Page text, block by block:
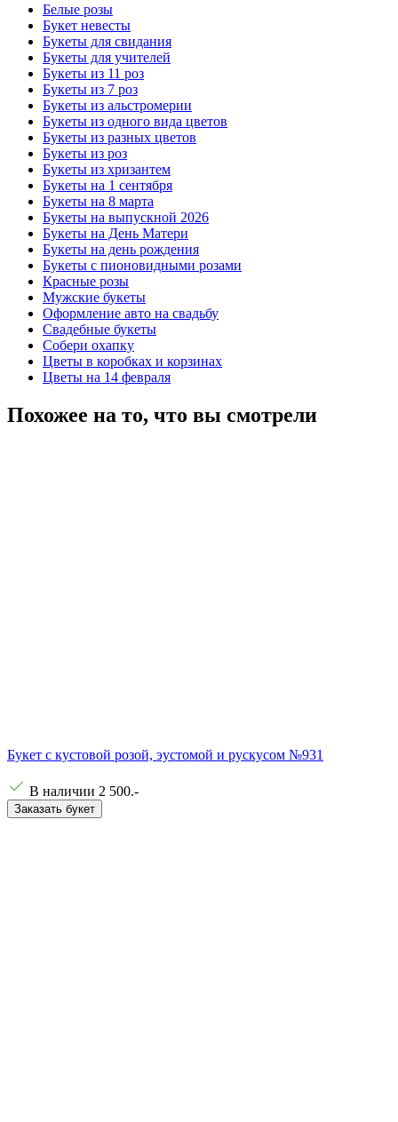
Белые розы
Букет невесты
Букеты для свидания
Букеты для учителей
Букеты из 11 роз
Букеты из 7 роз
Букеты из альстромерии
Букеты из одного вида цветов
Букеты из разных цветов
Букеты из роз
Букеты из хризантем
Букеты на 1 сентября
Букеты на 8 марта
Букеты на выпускной 2026
Букеты на День Матери
Букеты на день рождения
Букеты с пионовидными розами
Красные розы
Мужские букеты
Оформление авто на свадьбу
Свадебные букеты
Собери охапку
Цветы в коробках и корзинах
Цветы на 14 февраля
Похожее на то, что вы смотрели
Букет с кустовой розой, эустомой и рускусом №931
В наличии 2 500.-
Заказать букет